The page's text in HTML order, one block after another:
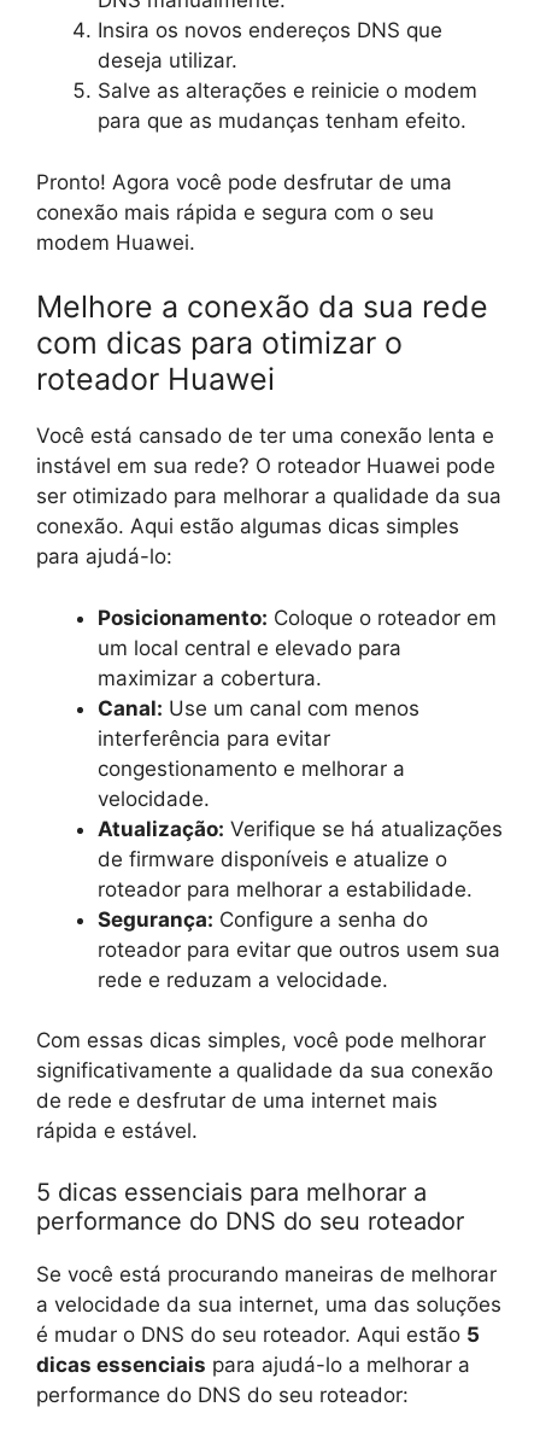
Insira os novos endereços DNS que
deseja utilizar.
Salve as alterações e reinicie o modem
para que as mudanças tenham efeito.
Pronto! Agora você pode desfrutar de uma
conexão mais rápida e segura com o seu
modem Huawei.
Melhore a conexão da sua rede
com dicas para otimizar o
roteador Huawei
Você está cansado de ter uma conexão lenta e
instável em sua rede? O roteador Huawei pode
ser otimizado para melhorar a qualidade da sua
conexão. Aqui estão algumas dicas simples
para ajudá-lo:
Posicionamento: Coloque o roteador em
um local central e elevado para
maximizar a cobertura.
Canal: Use um canal com menos
interferência para evitar
congestionamento e melhorar a
velocidade.
Atualização: Verifique se há atualizações
de firmware disponíveis e atualize o
roteador para melhorar a estabilidade.
Segurança: Configure a senha do
roteador para evitar que outros usem sua
rede e reduzam a velocidade.
Com essas dicas simples, você pode melhorar
significativamente a qualidade da sua conexão
de rede e desfrutar de uma internet mais
rápida e estável.
5 dicas essenciais para melhorar a
performance do DNS do seu roteador
Se você está procurando maneiras de melhorar
a velocidade da sua internet, uma das soluções
é mudar o DNS do seu roteador. Aqui estão 5
dicas essenciais para ajudá-lo a melhorar a
performance do DNS do seu roteador: